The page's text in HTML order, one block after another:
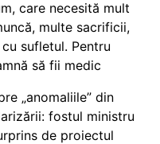
care necesită mult
multe sacrificii,
sufletul. Pentru
să fii medic
„anomaliile” din
fostul ministru
de proiectul